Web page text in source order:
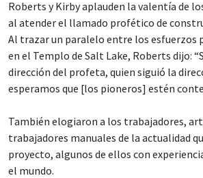
Roberts y Kirby aplauden la valentía de
al atender el llamado profético de
Al trazar un paralelo entre los esfuerzos
en el Templo de Salt Lake, Roberts dijo:
dirección del profeta, quien siguió la
esperamos que [los pioneros] estén
También elogiaron a los trabajadores,
trabajadores manuales de la actualidad
proyecto, algunos de ellos con
el mundo.